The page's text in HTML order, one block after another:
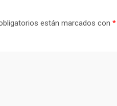
están marcados con *